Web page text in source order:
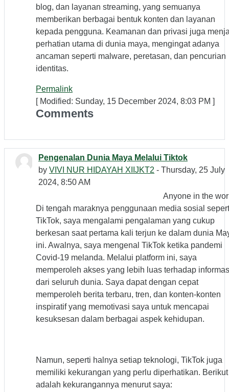
blog, dan layanan streaming, yang semuanya
memberikan berbagai bentuk konten dan layanan
kepada pengguna. Keamanan dan privasi juga
perhatian utama di dunia maya, mengingat adanya
ancaman seperti malware, peretasan, dan pencurian
identitas.
Permalink
[ Modified: Sunday, 15 December 2024, 8:03 PM ]
Comments
Pengenalan Dunia Maya Melalui Tiktok
by VIVI NUR HIDAYAH XIIJKT2 - Thursday, 25 July
2024, 8:50 AM
Anyone in the
Di tengah maraknya penggunaan media sosial
TikTok, saya mengalami pengalaman yang cukup
berkesan saat pertama kali terjun ke dalam dunia
ini. Awalnya, saya mengenal TikTok ketika pandemi
Covid-19 melanda. Melalui platform ini, saya
memperoleh akses yang lebih luas terhadap
dari seluruh dunia. Saya dapat dengan cepat
memperoleh berita terbaru, tren, dan konten-konten
inspiratif yang memotivasi saya untuk mencapai
kesuksesan dalam berbagai aspek kehidupan.
Namun, seperti halnya setiap teknologi, TikTok juga
memiliki kekurangan yang perlu diperhatikan. Berikut
adalah kekurangannya menurut saya: